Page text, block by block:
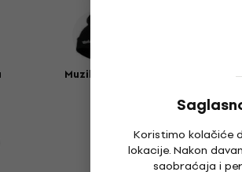
Koristimo kolačiće
lokacije. Nakon
saobraćaja i
Muzika kape LP